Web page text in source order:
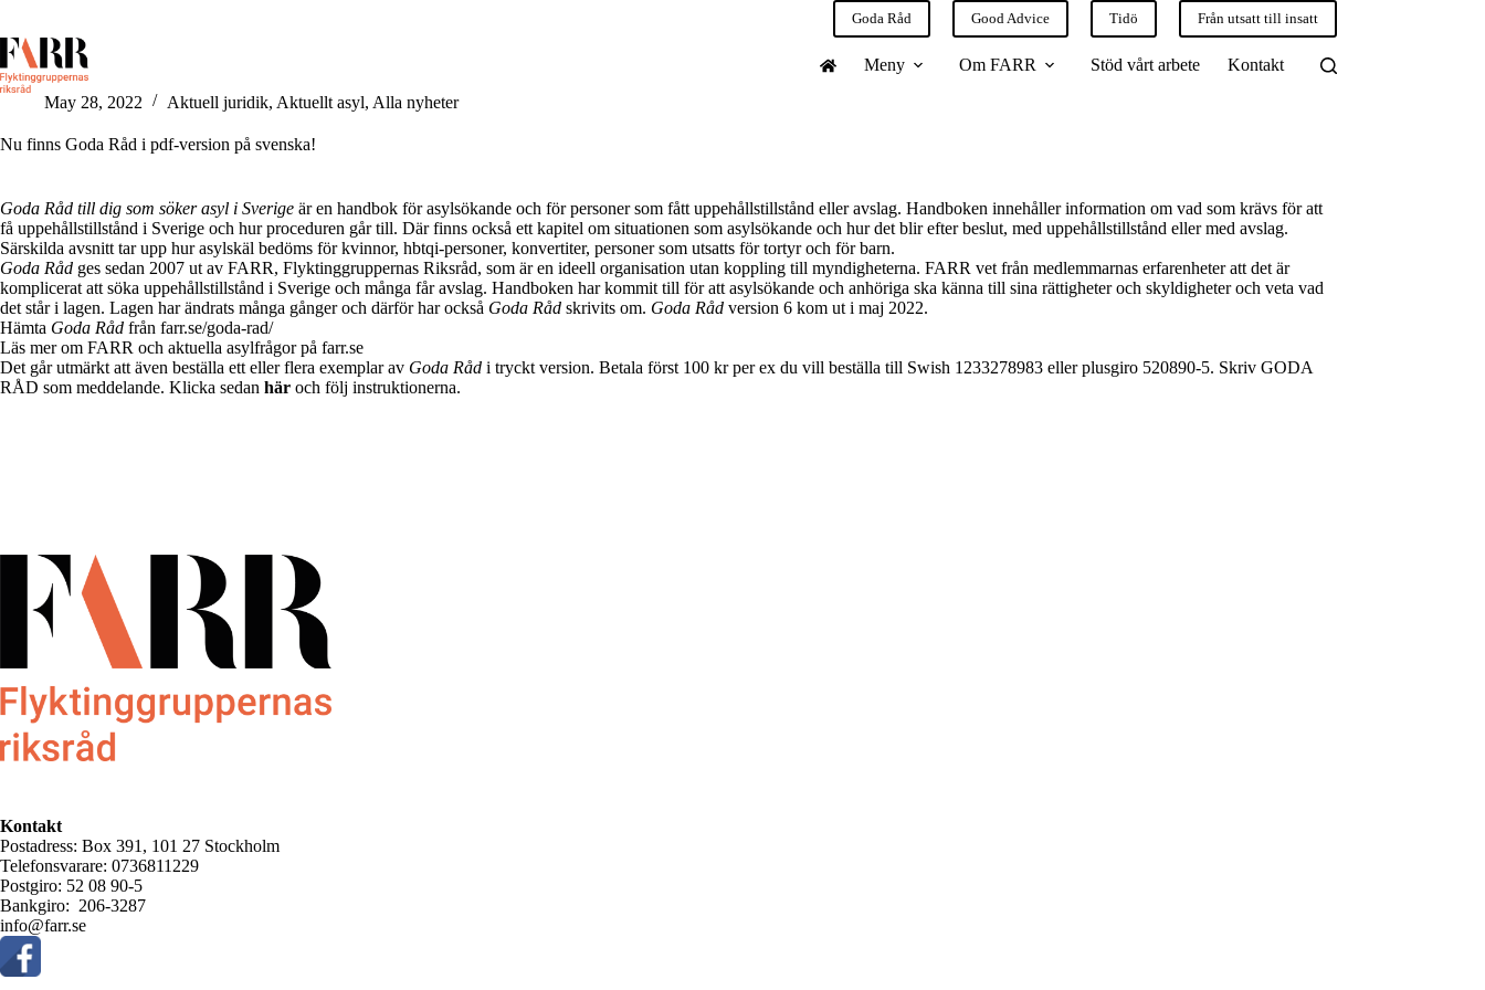
content
Goda Råd Good Advice Tidö Från utsatt till insatt
Meny Om FARR Stöd vårt arbete
Kontakt
May 28, 2022
Aktuell juridik, Aktuellt asyl, Alla nyheter
Nu finns Goda Råd i pdf-version på svenska!
Goda Råd till dig som söker asyl i Sverige är en handbok för asylsökande och för personer som fått uppehållstillstånd eller avslag. Handboken innehåller information om vad som krävs för att
få uppehållstillstånd i Sverige och hur proceduren går till. Där finns också ett kapitel om situationen som asylsökande och hur det blir efter beslut, med uppehållstillstånd eller med avslag.
Särskilda avsnitt tar upp hur asylskäl bedöms för kvinnor, hbtqi-personer, konvertiter, personer som utsatts för tortyr och för barn.
Goda Råd ges sedan 2007 ut av FARR, Flyktinggruppernas Riksråd, som är en ideell organisation utan koppling till myndigheterna. FARR vet från medlemmarnas erfarenheter att det är
komplicerat att söka uppehållstillstånd i Sverige och många får avslag. Handboken har kommit till för att asylsökande och anhöriga ska känna till sina rättigheter och skyldigheter och veta vad
det står i lagen. Lagen har ändrats många gånger och därför har också Goda Råd skrivits om. Goda Råd version 6 kom ut i maj 2022.
Hämta Goda Råd från farr.se/goda-rad/
Läs mer om FARR och aktuella asylfrågor på farr.se
Det går utmärkt att även beställa ett eller flera exemplar av Goda Råd i tryckt version. Betala först 100 kr per ex du vill beställa till Swish 1233278983 eller plusgiro 520890-5. Skriv GODA
RÅD som meddelande. Klicka sedan här och följ instruktionerna.
Kontakt
Postadress: Box 391, 101 27 Stockholm
Telefonsvarare: 0736811229
Postgiro: 52 08 90-5
Bankgiro: 206-3287
info@farr.se